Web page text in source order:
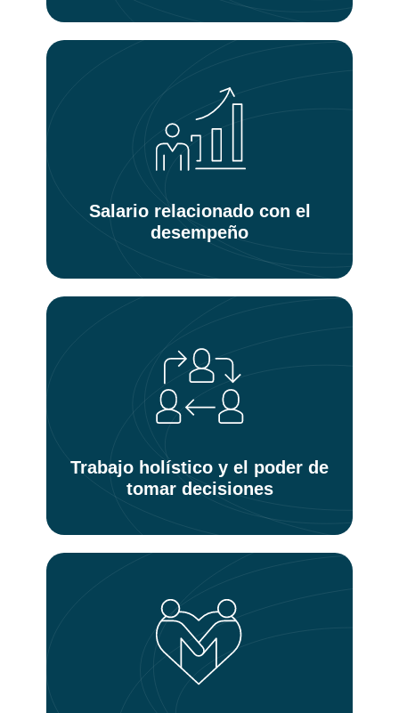
Salario relacionado con el
desempeño
Trabajo holístico y el poder de
tomar decisiones